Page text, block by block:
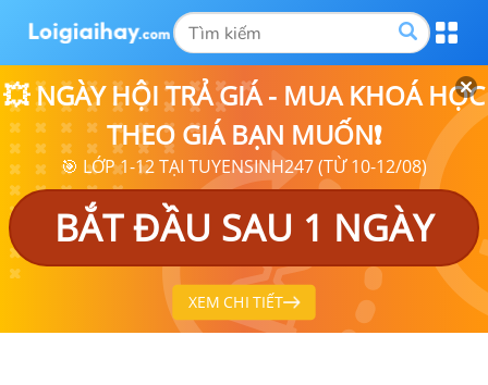
💥 NGÀY HỘI TRẢ GIÁ - MUA KHOÁ HỌC
THEO GIÁ BẠN MUỐN❗
🎯 LỚP 1-12 TẠI TUYENSINH247 (TỪ 10-12/08)
BẮT ĐẦU SAU 1 NGÀY
XEM CHI TIẾT